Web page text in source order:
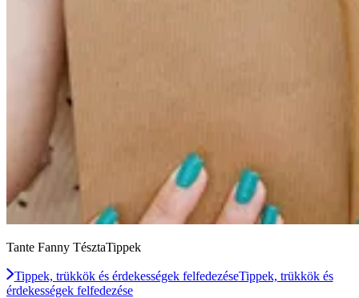
Tante Fanny TésztaTippek
Tippek, trükkök és érdekességek felfedezéseTippek, trükkök és
érdekességek felfedezése